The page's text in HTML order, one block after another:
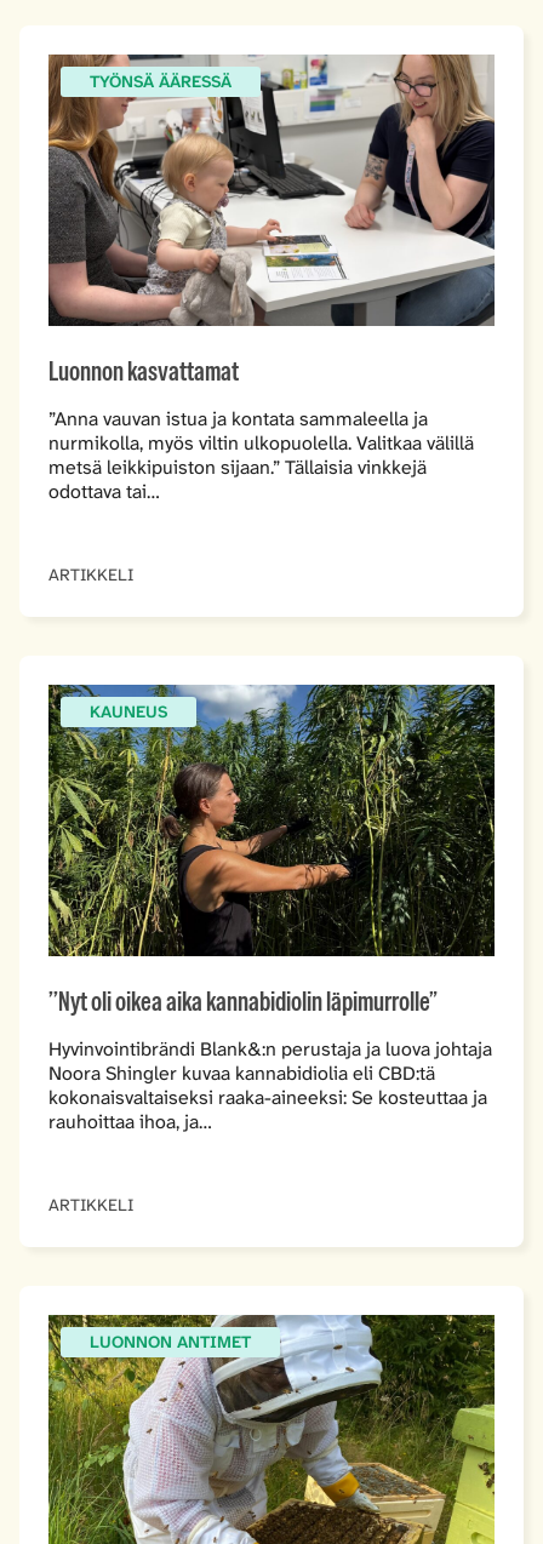
TYÖNSÄ ÄÄRESSÄ
Luonnon kasvattamat
”Anna vauvan istua ja kontata sammaleella ja
nurmikolla, myös viltin ulkopuolella. Valitkaa välillä
metsä leikkipuiston sijaan.” Tällaisia vinkkejä
odottava tai…
ARTIKKELI
KAUNEUS
’’Nyt oli oikea aika kannabidiolin läpimurrolle”
Hyvinvointibrändi Blank&:n perustaja ja luova johtaja
Noora Shingler kuvaa kannabidiolia eli CBD:tä
kokonaisvaltaiseksi raaka-aineeksi: Se kosteuttaa ja
rauhoittaa ihoa, ja…
ARTIKKELI
LUONNON ANTIMET